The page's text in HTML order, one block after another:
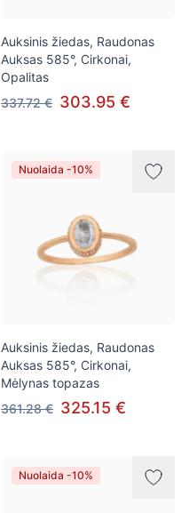
Auksinis žiedas, Raudonas
Auksas 585°, Cirkonai,
Opalitas
337.72 € 303.95 €
Nuolaida -10%
Auksinis žiedas, Raudonas
Auksas 585°, Cirkonai,
Mėlynas topazas
361.28 € 325.15 €
Nuolaida -10%